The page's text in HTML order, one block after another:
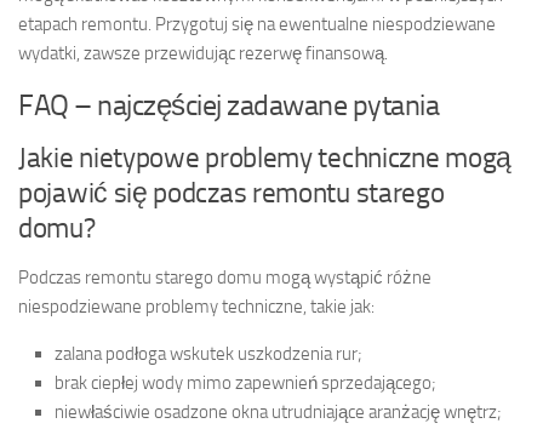
etapach remontu. Przygotuj się na ewentualne niespodziewane
wydatki, zawsze przewidując rezerwę finansową.
FAQ – najczęściej zadawane pytania
Jakie nietypowe problemy techniczne mogą
pojawić się podczas remontu starego
domu?
Podczas remontu starego domu mogą wystąpić różne
niespodziewane problemy techniczne, takie jak:
zalana podłoga wskutek uszkodzenia rur;
brak ciepłej wody mimo zapewnień sprzedającego;
niewłaściwie osadzone okna utrudniające aranżację wnętrz;